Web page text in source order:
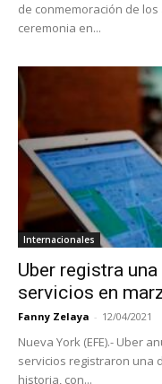
de conmemoración de
ceremonia en...
Internacionales
Uber registra
servicios en
Fanny Zelaya - 12/04/2021
Nueva York (EFE).- Uber
servicios registraron una
historia, con...